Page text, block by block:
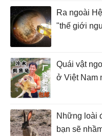
Ra ngoài
"thế giới
Quái vật
ở Việt Nam
Những loài
bạn sẽ